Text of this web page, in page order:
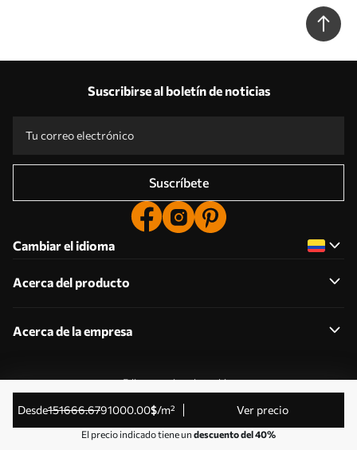
desde151666.6791000.00$/m² Ver precio
El precio indicado tiene un descuento del 40%
Suscribirse al boletín de noticias
Suscríbete
Cambiar el idioma
Acerca del producto
Acerca de la empresa
Editar permisos de cookies
© 2011-2026 Uwalls . Todos los derechos reservados.
Gestionado por KLW Sp. z o.o. CIF: PL9223057591.